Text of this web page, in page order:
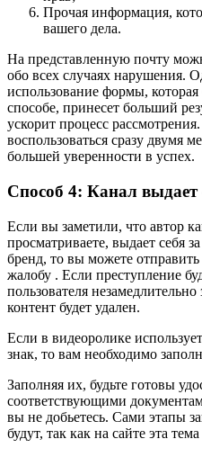
Прочая информация,
вашего дела.
На представленную почту
обо всех случаях нарушения.
использование формы,
способе, принесет больший
ускорит процесс
воспользоваться сразу двумя
большей уверенности в успех.
Способ 4: Канал выдает
Если вы заметили, что автор
просматриваете, выдает себя
бренд, то вы можете
жалобу . Если преступление
пользователя
контент будет удален.
Если в видеоролике
знак, то вам необходимо
Заполняя их, будьте готовы
соответствующими
вы не добьетесь. Сами этапы
будут, так как на сайте эта